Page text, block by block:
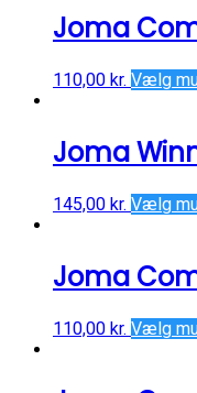
Joma
110,00 kr. Vælg
Joma
145,00 kr. Vælg
Joma
110,00 kr. Vælg